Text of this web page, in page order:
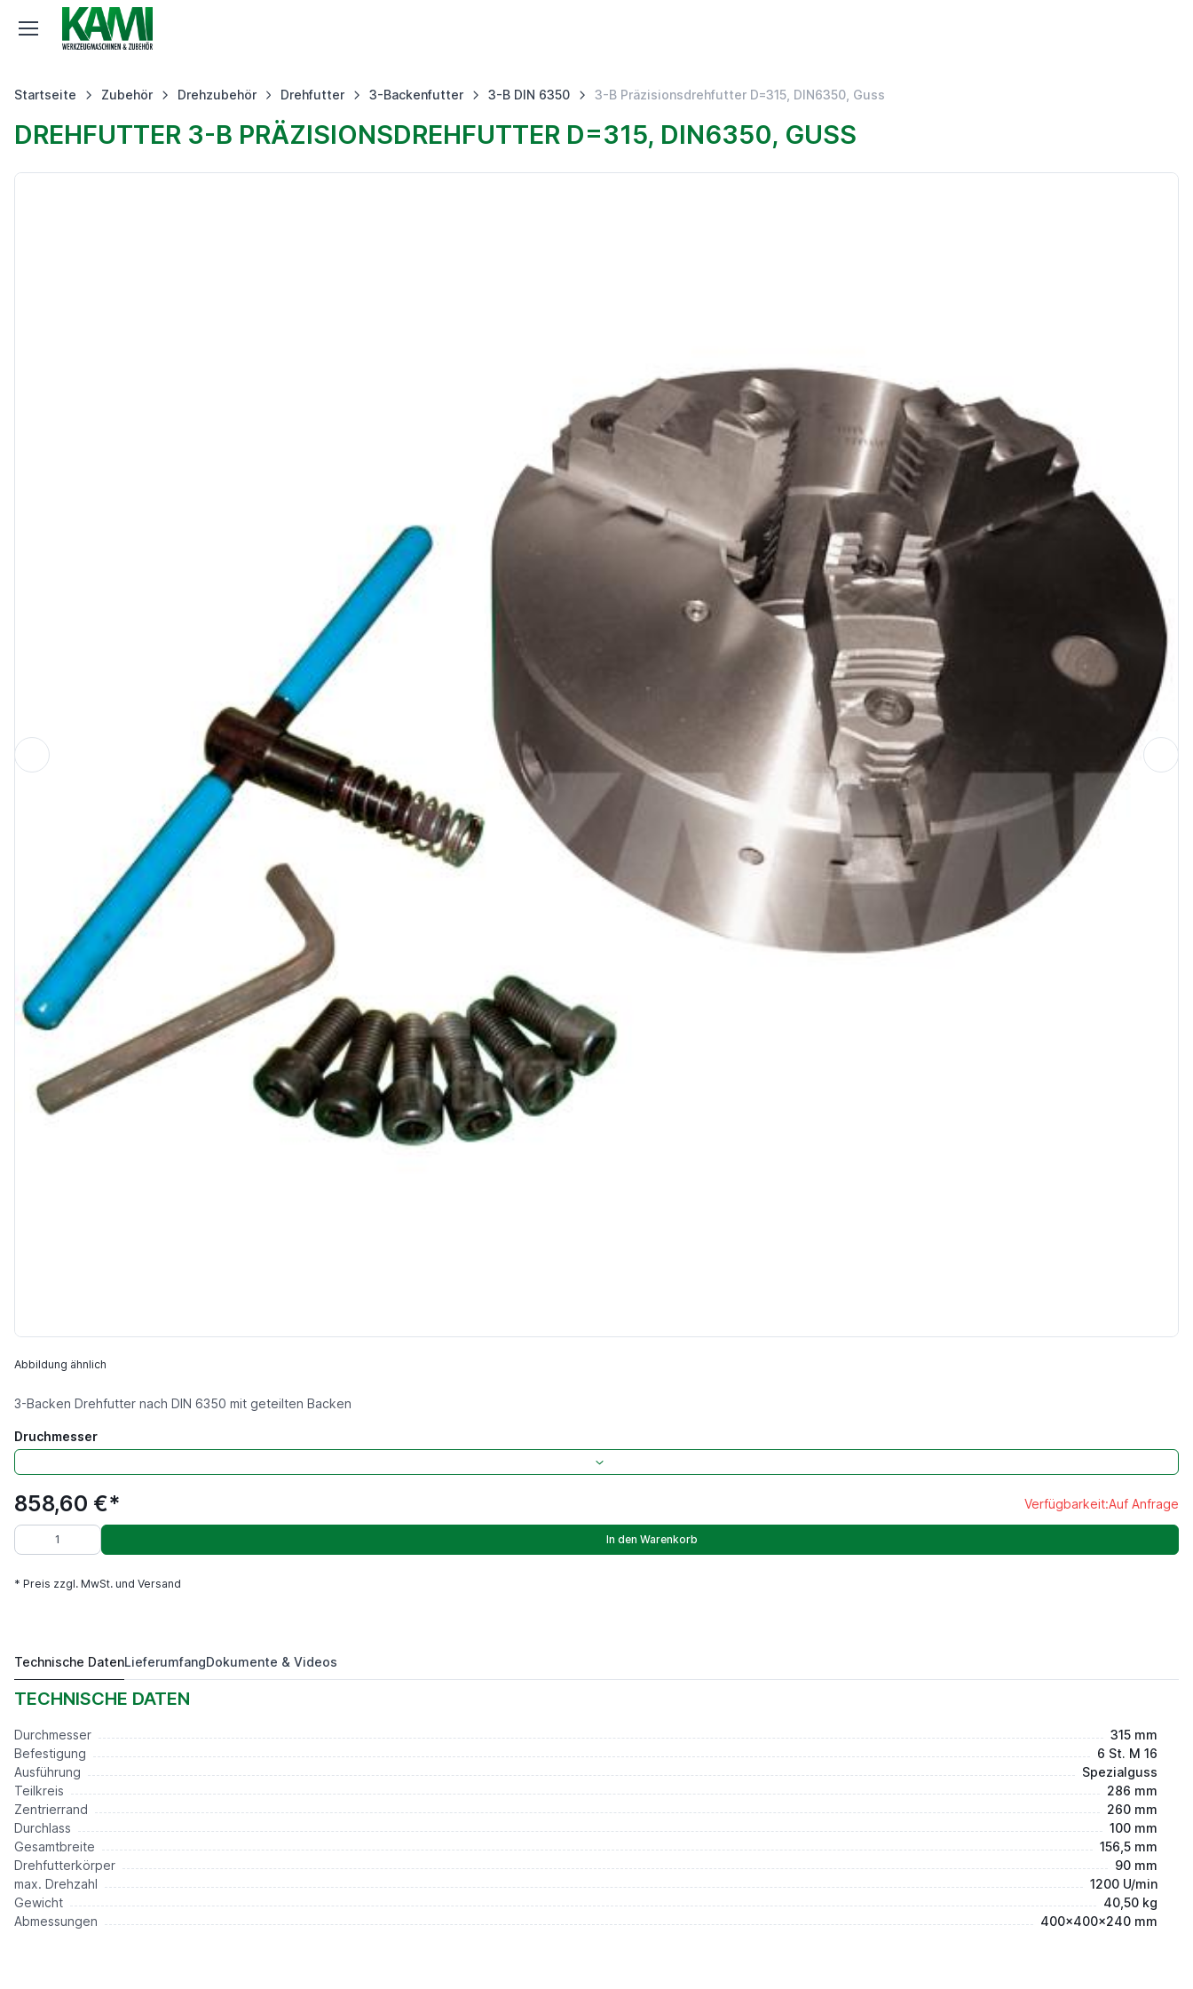
Startseite Zubehör Drehzubehör Drehfutter 3-Backenfutter 3-B DIN 6350 3-B Präzisionsdrehfutter D=315, DIN6350, Guss
DREHFUTTER 3-B PRÄZISIONSDREHFUTTER D=315, DIN6350, GUSS
Abbildung ähnlich
3-Backen Drehfutter nach DIN 6350 mit geteilten Backen
Druchmesser
858,60 €* Verfügbarkeit:Auf Anfrage
In den Warenkorb
* Preis zzgl. MwSt. und Versand
3-B Präzisionsdrehfutter D=315, DIN6350, Guss
858,60 €*
Technische DatenLieferumfangDokumente & Videos
TECHNISCHE DATEN
Durchmesser
315 mm
Befestigung
6 St. M 16
Ausführung
Spezialguss
Teilkreis
286 mm
Zentrierrand
260 mm
Durchlass
100 mm
Gesamtbreite
156,5 mm
Drehfutterkörper
90 mm
max. Drehzahl
1200 U/min
Gewicht
40,50 kg
Abmessungen
400x400x240 mm